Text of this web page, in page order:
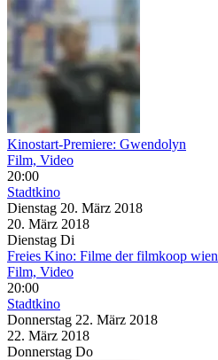
Kinostart-Premiere: Gwendolyn
Film, Video
20:00
Stadtkino
Dienstag 20. März 2018
20. März 2018
Dienstag Di
Freies Kino: Filme der filmkoop wien
Film, Video
20:00
Stadtkino
Donnerstag 22. März 2018
22. März 2018
Donnerstag Do